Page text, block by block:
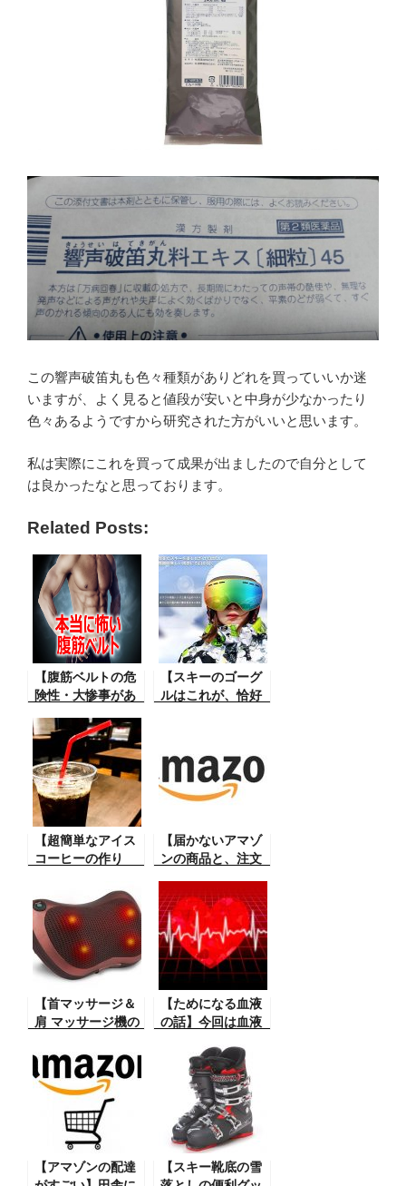
この響声破笛丸も色々種類がありどれを買っていいか迷
いますが、よく見ると値段が安いと中身が少なかったり
色々あるようですから研究された方がいいと思います。
私は実際にこれを買って成果が出ましたので自分として
は良かったなと思っております。
Related Posts:
【腹筋ベルトの危
険性・大惨事があ
ットと腹筋をつけ
るのにいいという
ことで巷に出回っ
ている腹筋ベルト
を使ったら大変な
ことに。実際にあ
った危険な話。
【スキーのゴーグ
ルはこれが、恰好
必要だ。3月などの
温かい時はサング
ラスでもいいかも
し、どんでもない
物が！
【超簡単なアイス
コーヒーの作り
クワークをしてい
ると時々コーヒー
を飲みたくなる。
コーヒーを入れる
のが面倒、もっと
簡単にアイスコー
ヒーができない
か。できました。
【届かないアマゾ
ンの商品と、注文
アマゾンの代引
き】Amazon での
商品の購入のトラ
ブルの話。参考に
なる世間話です。
【首マッサージ＆
肩 マッサージ機の
なマッサージ器を
使ってみた。その
評価です。
【ためになる血液
の話】今回は血液
す。こんなことが
あるんだと大変参
考になります。そ
うなんだ！
【アマゾンの配達
【スキー靴底の雪